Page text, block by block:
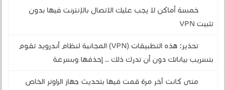
خمسة أماكن لا يجب عليك الاتصال بالإنترنت فيها بدون
تثبيت VPN
تحذير: هذه التطبيقات (VPN) المجانية لنظام أندرويد تقوم
بتسريب بياناتك دون أن تدرك ذلك .. إحذفها وبسرعة
متى كانت آخر مرة قمت فيها بتحديث جهاز الراوتر الخاص